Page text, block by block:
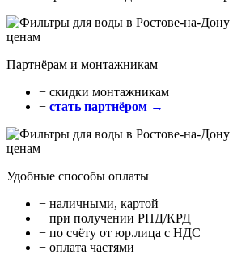
Партнёрам и монтажникам
− cкидки монтажникам
− стать партнёром →
Удобные способы оплаты
− наличными, картой
− при получении РНД/КРД
− по счёту от юр.лица с НДС
− оплата частями